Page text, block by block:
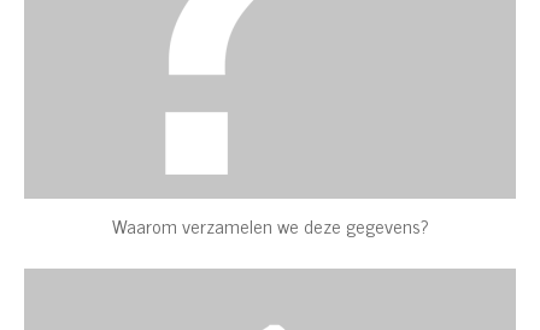
Waarom verzamelen we deze gegevens?